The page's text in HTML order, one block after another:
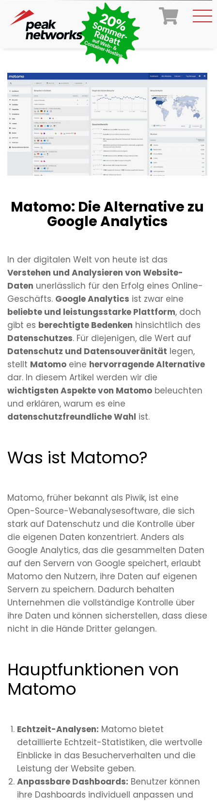
Matomo: Die Alternative zu
Google Analytics
In der digitalen Welt von heute ist das
Verstehen und Analysieren von Website-
Daten unerlässlich für den Erfolg eines Online-
Geschäfts. Google Analytics ist zwar eine
beliebte und leistungsstarke Plattform, doch
gibt es berechtigte Bedenken hinsichtlich des
Datenschutzes. Für diejenigen, die Wert auf
Datenschutz und Datensouveränität legen,
stellt Matomo eine hervorragende Alternative
dar. In diesem Artikel werden wir die
wichtigsten Aspekte von Matomo beleuchten
und erklären, warum es eine
datenschutzfreundliche Wahl ist.
Was ist Matomo?
Matomo, früher bekannt als Piwik, ist eine
Open-Source-Webanalysesoftware, die sich
stark auf Datenschutz und die Kontrolle über
die eigenen Daten konzentriert. Anders als
Google Analytics, das die gesammelten Daten
auf den Servern von Google speichert, erlaubt
Matomo den Nutzern, ihre Daten auf eigenen
Servern zu speichern. Dadurch behalten
Unternehmen die vollständige Kontrolle über
ihre Daten und können sicherstellen, dass diese
nicht in die Hände Dritter gelangen.
Hauptfunktionen von
Matomo
Echtzeit-Analysen: Matomo bietet
detaillierte Echtzeit-Statistiken, die wertvolle
Einblicke in das Besucherverhalten und die
Leistung der Website geben.
Anpassbare Dashboards: Benutzer können
ihre Dashboards individuell anpassen und